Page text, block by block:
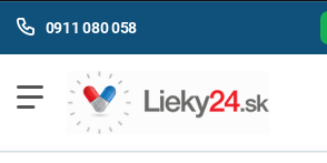
0911 080 058